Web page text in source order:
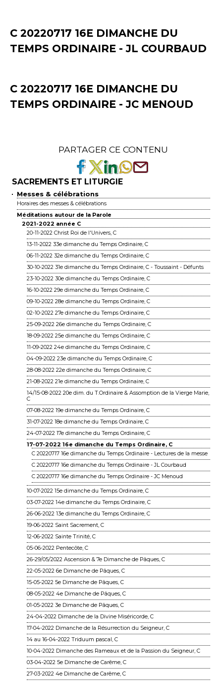
C 20220717 16E DIMANCHE DU
TEMPS ORDINAIRE - JL COURBAUD
C 20220717 16E DIMANCHE DU
TEMPS ORDINAIRE - JC MENOUD
PARTAGER CE CONTENU
SACREMENTS ET LITURGIE
Messes & célébrations
Horaires des messes & célébrations
Méditations autour de la Parole
2021-2022 année C
20-11-2022 Christ Roi de l'Univers, C
13-11-2022 33e dimanche du Temps Ordinaire, C
06-11-2022 32e dimanche du Temps Ordinaire, C
30-10-2022 31e dimanche du Temps Ordinaire, C - Toussaint - Défunts
23-10-2022 30e dimanche du Temps Ordinaire, C
16-10-2022 29e dimanche du Temps Ordinaire, C
09-10-2022 28e dimanche du Temps Ordinaire, C
02-10-2022 27e dimanche du Temps Ordinaire, C
25-09-2022 26e dimanche du Temps Ordinaire, C
18-09-2022 25e dimanche du Temps Ordinaire, C
11-09-2022 24e dimanche du Temps Ordinaire, C
04-09-2022 23e dimanche du Temps Ordinaire, C
28-08-2022 22e dimanche du Temps Ordinaire, C
21-08-2022 21e dimanche du Temps Ordinaire, C
14/15-08-2022 20e dim. du T.Ordinaire & Assomption de la Vierge Marie,
C
07-08-2022 19e dimanche du Temps Ordinaire, C
31-07-2022 18e dimanche du Temps Ordinaire, C
24-07-2022 17e dimanche du Temps Ordinaire, C
17-07-2022 16e dimanche du Temps Ordinaire, C
C 20220717 16e dimanche du Temps Ordinaire - Lectures de la messe
C 20220717 16e dimanche du Temps Ordinaire - JL Courbaud
C 20220717 16e dimanche du Temps Ordinaire - JC Menoud
10-07-2022 15e dimanche du Temps Ordinaire, C
03-07-2022 14e dimanche du Temps Ordinaire, C
26-06-2022 13e dimanche du Temps Ordinaire, C
19-06-2022 Saint Sacrement, C
12-06-2022 Sainte Trinité, C
05-06-2022 Pentecôte, C
26-29/05/2022 Ascension & 7e Dimanche de Pâques, C
22-05-2022 6e Dimanche de Pâques, C
15-05-2022 5e Dimanche de Pâques, C
08-05-2022 4e Dimanche de Pâques, C
01-05-2022 3e Dimanche de Pâques, C
24-04-2022 Dimanche de la Divine Miséricorde, C
17-04-2022 Dimanche de la Résurrection du Seigneur, C
14 au 16-04-2022 Triduum pascal, C
10-04-2022 Dimanche des Rameaux et de la Passion du Seigneur, C
03-04-2022 5e Dimanche de Carême, C
27-03-2022 4e Dimanche de Carême, C